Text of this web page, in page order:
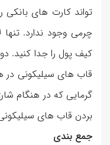
تواند کارت های بانکی
چرمی وجود ندارد.
کیف پول را جدا کنید.
قاب های سیلیکونی در
گرمایی که در هنگام
بردن قاب های
جمع بندی